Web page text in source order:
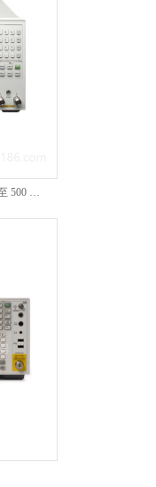
4395A 网络/频谱/阻抗分析仪，10 Hz 至 500 MHz